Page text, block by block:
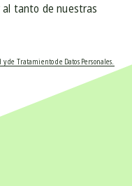
tanto de nuestras
de Tratamiento de Datos Personales.